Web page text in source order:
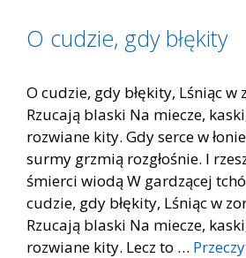
O cudzie, gdy błękity
O cudzie, gdy błękity, Lśniąc w
Rzucają blaski Na miecze,
rozwiane kity. Gdy serce w
surmy grzmią rozgłośnie. I
śmierci wiodą W gardzącej
cudzie, gdy błękity, Lśniąc w
Rzucają blaski Na miecze,
rozwiane kity. Lecz to …